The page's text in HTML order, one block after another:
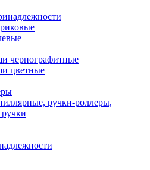
чернографитные
цветные
ручки-роллеры,